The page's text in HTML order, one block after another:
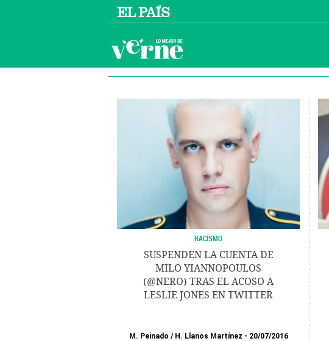
RACISMO
SUSPENDEN LA CUENTA DE
MILO YIANNOPOULOS
(@NERO) TRAS EL ACOSO A
LESLIE JONES EN TWITTER
M. Peinado / H. Llanos Martínez 20/07/2016